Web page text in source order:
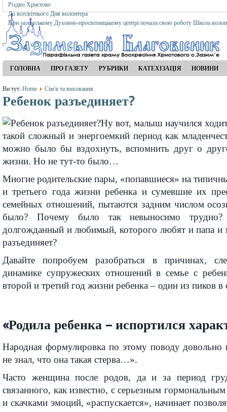
Різдво Христове
До всесвітнього Дня волонтера
При зазимському Духовно-просвітницькому центрі почала свою роботу Школа
ГОЛОВНА ПРО ГАЗЕТУ РУБРИКИ КАТЕХІЗАЦІЯ НОВИНИ
Ви тут: Home Сім'я та виховання
Ребенок разъединяет?
Ну вот, малыш научился
такой сложный и энергоемкий период как
можно было бы вздохнуть, вспомнить друг о
жизни. Но не тут-то было…
Многие родительские пары, «попавшиеся» на
и третьего года жизни ребенка и сумевшие их
семейных отношений, пытаются задним числом
было? Почему было так невыносимо
долгожданный и любимый, которого любят и папа и
разъединяет?
Давайте попробуем разобраться в причинах,
динамике супружеских отношений в семье с
второй и третий год жизни ребенка – один из пиков в
«Родила ребенка – испортился
Народная формулировка по этому поводу довольно
не знал, что она такая стерва…».
Часто женщина после родов, да и за период
связанного, как известно, с серьезным
и скачками эмоций, «распускается», начинает